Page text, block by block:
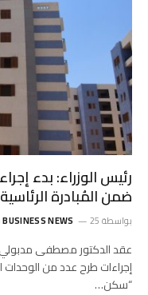
ضمن المُبادرة
بواسطة BUSINESS NEWS 25 فبراير، 2025
عقد الدكتور مصطفى مدبولي،
إجراءات طرح عدد من الوحدات
“سكن…